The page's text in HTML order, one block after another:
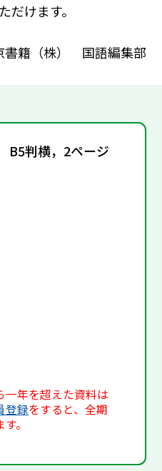
だけます。
書籍（株） 国語編集部
B5判横，2ページ
一年を超えた資料は
登録をすると、全期
。